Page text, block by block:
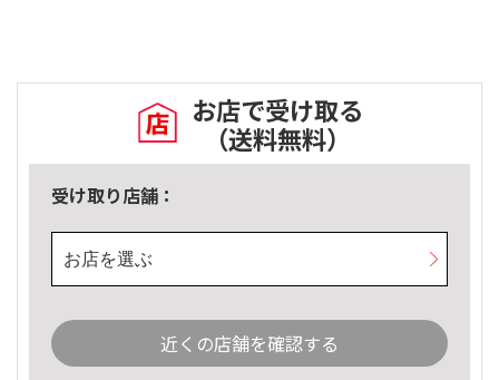
お店で受け取る
（送料無料）
受け取り店舗：
お店を選ぶ
近くの店舗を確認する